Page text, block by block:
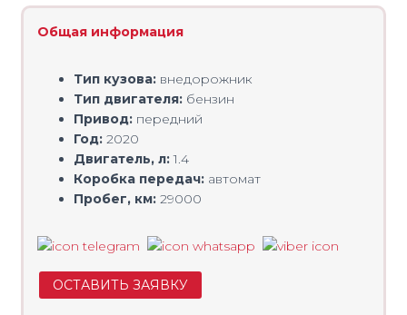
Общая информация
Тип кузова: внедорожник
Тип двигателя: бензин
Привод: передний
Год: 2020
Двигатель, л:1.4
Коробка передач: автомат
Пробег, км: 29000
ОСТАВИТЬ ЗАЯВКУ